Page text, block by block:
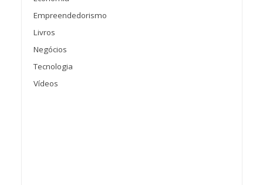
Empreendedorismo
Livros
Negócios
Tecnologia
Vídeos